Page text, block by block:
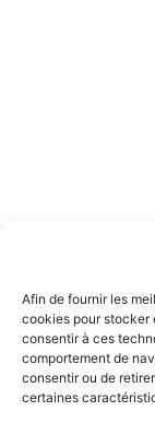
Afin de fournir les
cookies pour stocker
consentir à ces
comportement de
consentir ou de
certaines